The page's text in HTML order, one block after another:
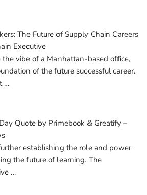
The Future of Supply Chain Careers
Executive
vibe of a Manhattan-based office,
of the future successful career.
…
Quote by Primebook & Greatify –
establishing the role and power
the future of learning. The
…